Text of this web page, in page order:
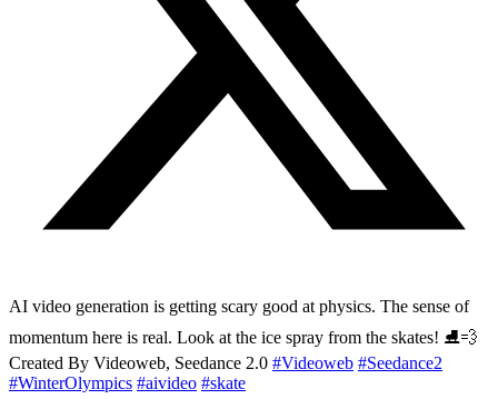
AI video generation is getting scary good at physics. The sense of
momentum here is real. Look at the ice spray from the skates! ⛸️💨
Created By Videoweb, Seedance 2.0 #Videoweb #Seedance2
#WinterOlympics #aivideo #skate